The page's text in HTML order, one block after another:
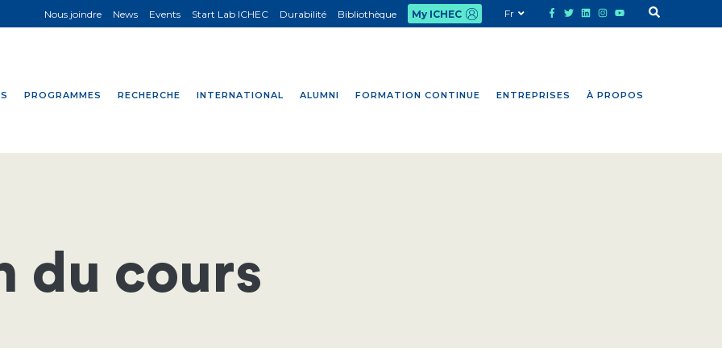
PROGRAMMES RECHERCHE INTERNATIONAL ALUMNI FORMATION CONTINUE ENTREPRISES À PROPOS
Nous joindre News Events Start Lab ICHEC Durabilité Bibliothèque My ICHEC Fr
du cours